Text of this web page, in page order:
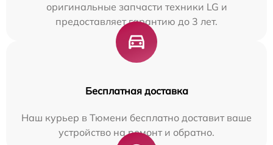
оригинальные запчасти техники LG и
предоставляет гарантию до 3 лет.
Бесплатная доставка
Наш курьер в Тюмени бесплатно доставит ваше
устройство на ремонт и обратно.